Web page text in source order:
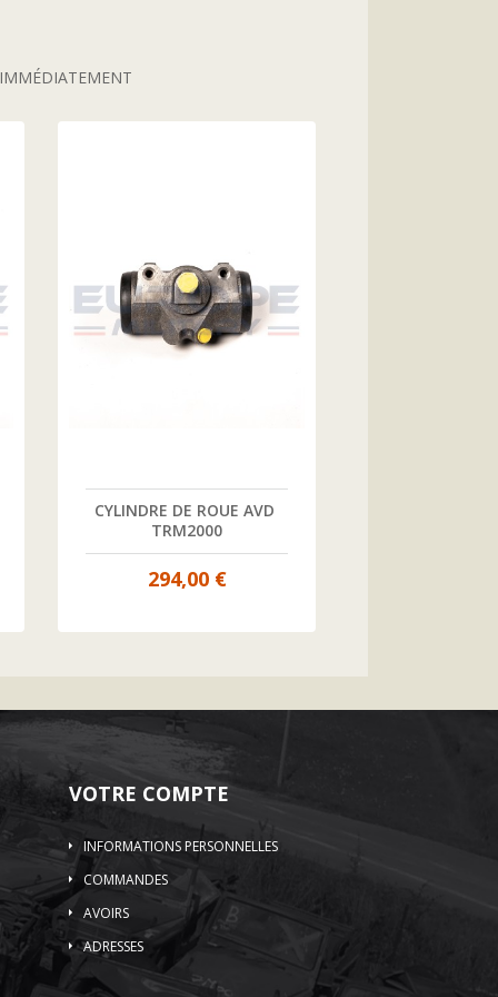
CYLINDRE DE ROUE AVD
TRM2000
294,00 €
VOTRE COMPTE
INFORMATIONS PERSONNELLES
COMMANDES
AVOIRS
ADRESSES